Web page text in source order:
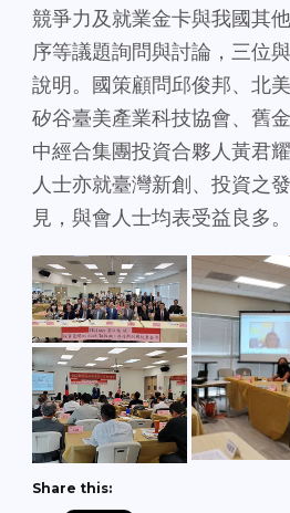
競爭力及就業金卡與我國其
序等議題詢問與討論，三位
說明。國策顧問邱俊邦、北
矽谷臺美產業科技協會、舊
中經合集團投資合夥人黃君
人士亦就臺灣新創、投資之
見，與會人士均表受益良多。
Share this: